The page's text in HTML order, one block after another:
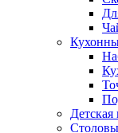
Детская